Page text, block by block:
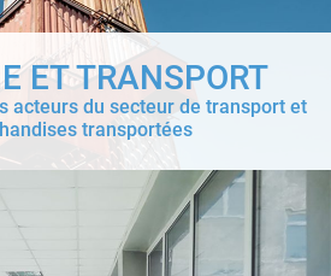
ET TRANSPORT
acteurs du secteur de transport et
transportées